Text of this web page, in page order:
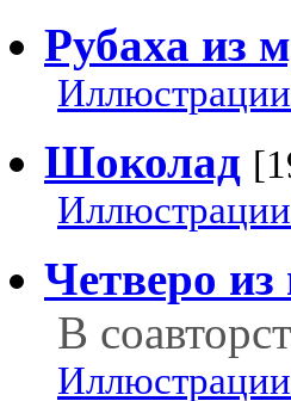
Рубаха из
Шоколад
Четверо из
В